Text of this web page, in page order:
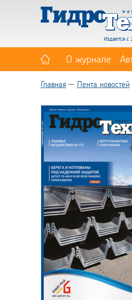
Издается с
О журнале
Главная Лента новостей